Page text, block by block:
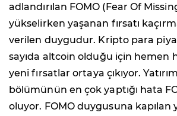
adlandırılan FOMO (Fear Of
yükselirken yaşanan fırsatı
verilen duygudur. Kripto para
sayıda altcoin olduğu için hemen
yeni fırsatlar ortaya çıkıyor.
bölümünün en çok yaptığı hata
oluyor. FOMO duygusuna kapılan